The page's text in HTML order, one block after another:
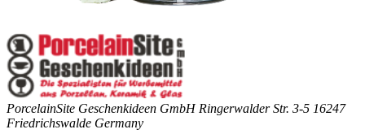
PorcelainSite Geschenkideen GmbH Ringerwalder Str. 3-5 16247
Friedrichswalde Germany